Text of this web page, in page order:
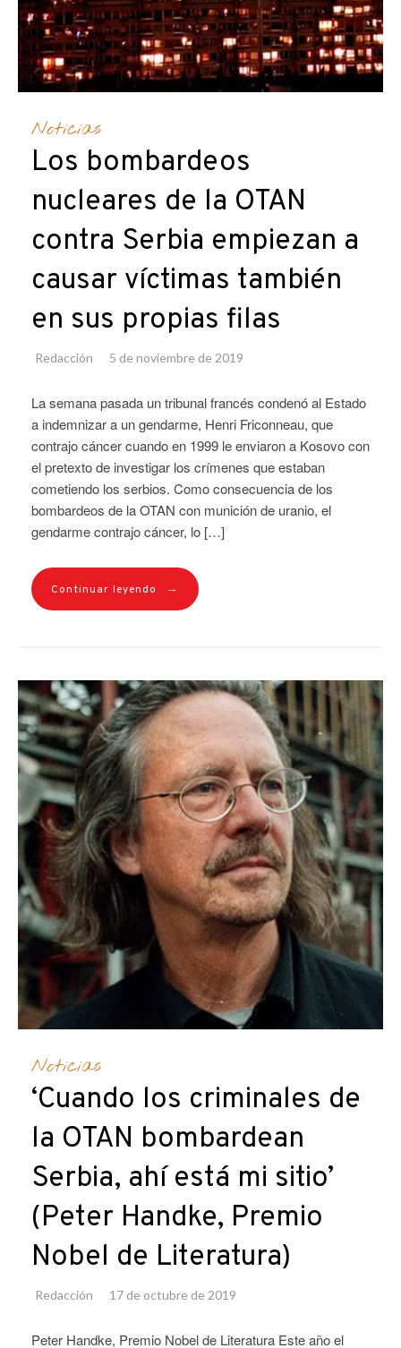
Noticias
Los bombardeos
nucleares de la OTAN
contra Serbia empiezan a
causar víctimas también
en sus propias filas
Redacción 5 de noviembre de 2019
La semana pasada un tribunal francés condenó al Estado
a indemnizar a un gendarme, Henri Friconneau, que
contrajo cáncer cuando en 1999 le enviaron a Kosovo con
el pretexto de investigar los crímenes que estaban
cometiendo los serbios. Como consecuencia de los
bombardeos de la OTAN con munición de uranio, el
gendarme contrajo cáncer, lo […]
Continuar leyendo →
Noticias
‘Cuando los criminales de
la OTAN bombardean
Serbia, ahí está mi sitio’
(Peter Handke, Premio
Nobel de Literatura)
Redacción 17 de octubre de 2019
Peter Handke, Premio Nobel de Literatura Este año el